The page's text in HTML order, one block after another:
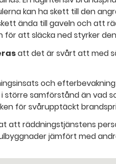
kan ha skett till den
ända till gaveln och att
för att släcka ned styrker
att det är svårt att med
och
större samförstånd än vad
för svårupptäckt
att räddningstjänstens
jämfört med